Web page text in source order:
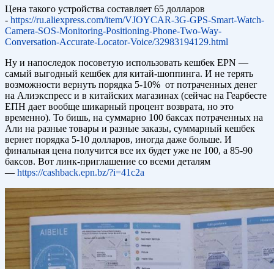
Цена такого устройства составляет 65 долларов
- https://ru.aliexpress.com/item/VJOYCAR-3G-GPS-Smart-Watch-
Camera-SOS-Monitoring-Positioning-Phone-Two-Way-
Conversation-Accurate-Locator-Voice/32983194129.html
Ну и напоследок посоветую использовать кешбек EPN —
самый выгодный кешбек для китай-шоппинга. И не терять
возможности вернуть порядка 5-10% от потраченных денег
на Алиэкспресс и в китайских магазинах (сейчас на Геарбесте
ЕПН дает вообще шикарный процент возврата, но это
временно). То бишь, на суммарно 100 баксах потраченных на
Али на разные товары и разные заказы, суммарный кешбек
вернет порядка 5-10 долларов, иногда даже больше. И
финальная цена получится все их будет уже не 100, а 85-90
баксов. Вот линк-приглашение со всеми деталям
— https://cashback.epn.bz/?i=41c2a